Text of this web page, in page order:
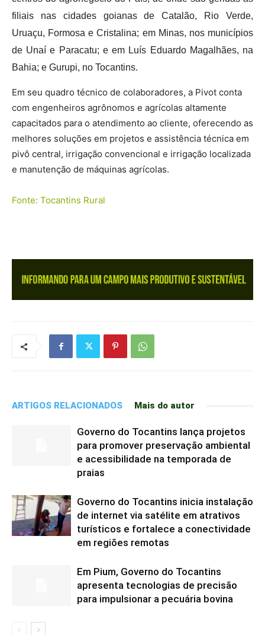
filiais nas cidades goianas de Catalão, Rio Verde,
Uruaçu, Formosa e Cristalina; em Minas, nos municípios
de Unaí e Paracatu; e em Luís Eduardo Magalhães, na
Bahia; e Gurupi, no Tocantins.
Em seu quadro técnico de colaboradores, a Pivot conta
com engenheiros agrônomos e agrícolas altamente
capacitados para o atendimento ao cliente, oferecendo as
melhores soluções em projetos e assistência técnica em
pivô central, irrigação convencional e irrigação localizada
e manutenção de máquinas agrícolas.
Fonte: Tocantins Rural
ARTIGOS RELACIONADOS Mais do autor
Governo do Tocantins lança projetos
para promover preservação ambiental
e acessibilidade na temporada de
praias
Governo do Tocantins inicia instalação
de internet via satélite em atrativos
turísticos e fortalece a conectividade
em regiões remotas
Em Pium, Governo do Tocantins
apresenta tecnologias de precisão
para impulsionar a pecuária bovina